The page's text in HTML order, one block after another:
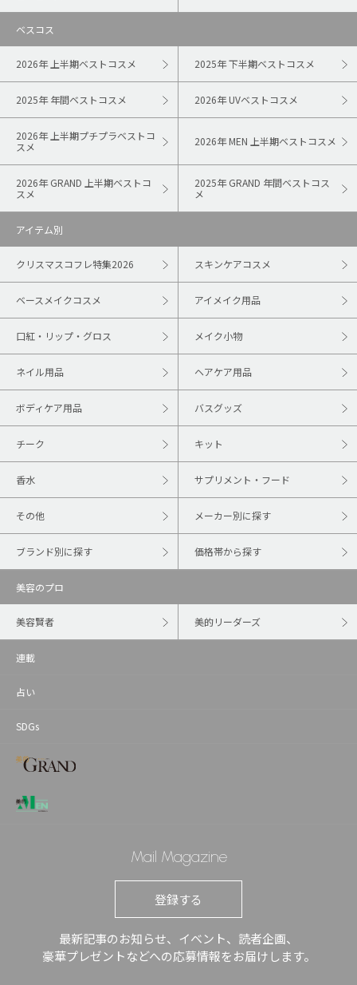
ベスコス
2026年 上半期ベストコスメ 2025年 下半期ベストコスメ
2025年 年間ベストコスメ 2026年 UVベストコスメ
2026年 上半期プチプラベストコ
スメ
2026年 MEN 上半期ベストコスメ
2026年 GRAND 上半期ベストコ
スメ
2025年 GRAND 年間ベストコス
メ
アイテム別
クリスマスコフレ特集2026 スキンケアコスメ
ベースメイクコスメ アイメイク用品
口紅・リップ・グロス メイク小物
ネイル用品 ヘアケア用品
ボディケア用品 バスグッズ
チーク キット
香水 サプリメント・フード
その他 メーカー別に探す
ブランド別に探す 価格帯から探す
美容のプロ
美容賢者 美的リーダーズ
連載
占い
SDGs
Mail Magazine
登録する
最新記事のお知らせ、イベント、読者企画、
豪華プレゼントなどへの応募情報をお届けします。